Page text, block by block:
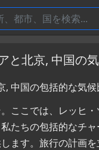
と北京, 中国の
, 中国の包括的な気
ここでは、レッヒ
たちの包括的なチ
ます。旅行の計画